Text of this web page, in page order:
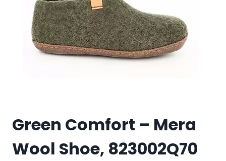
Green Comfort – Mera
Wool Shoe, 823002Q70